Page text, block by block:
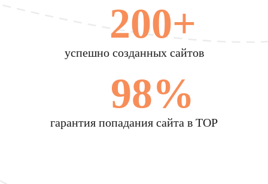
200+
успешно созданных сайтов
98%
гарантия попадания сайта в TOP